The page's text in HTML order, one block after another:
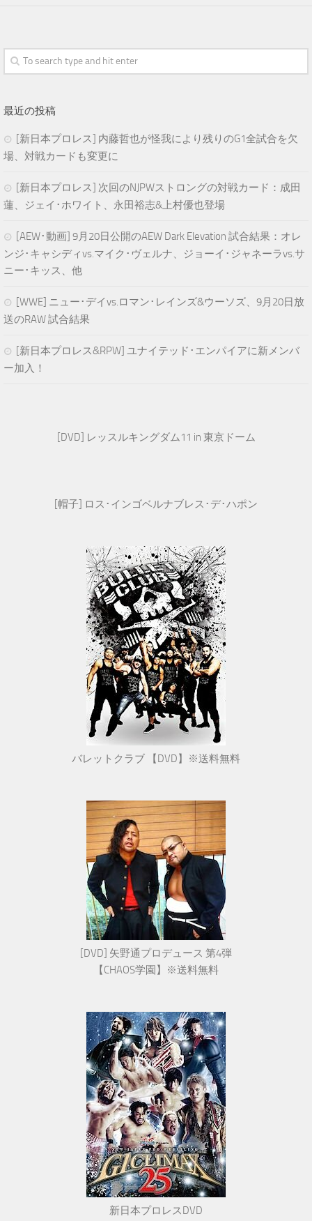
最近の投稿
[新日本プロレス] 内藤哲也が怪我により残りのG1全試合を欠
場、対戦カードも変更に
[新日本プロレス] 次回のNJPWストロングの対戦カード：成田
蓮、ジェイ･ホワイト、永田裕志&上村優也登場
[AEW･動画] 9月20日公開のAEW Dark Elevation 試合結果：オレ
ンジ･キャシディvs.マイク･ヴェルナ、ジョーイ･ジャネーラvs.サ
ニー･キッス、他
[WWE] ニュー･デイvs.ロマン･レインズ&ウーソズ、9月20日放
送のRAW 試合結果
[新日本プロレス&RPW] ユナイテッド･エンパイアに新メンバ
ー加入！
[DVD] レッスルキングダム11 in 東京ドーム
[帽子] ロス･インゴベルナブレス･デ･ハポン
バレットクラブ 【DVD】※送料無料
[DVD] 矢野通プロデュース 第4弾
【CHAOS学園】※送料無料
新日本プロレスDVD